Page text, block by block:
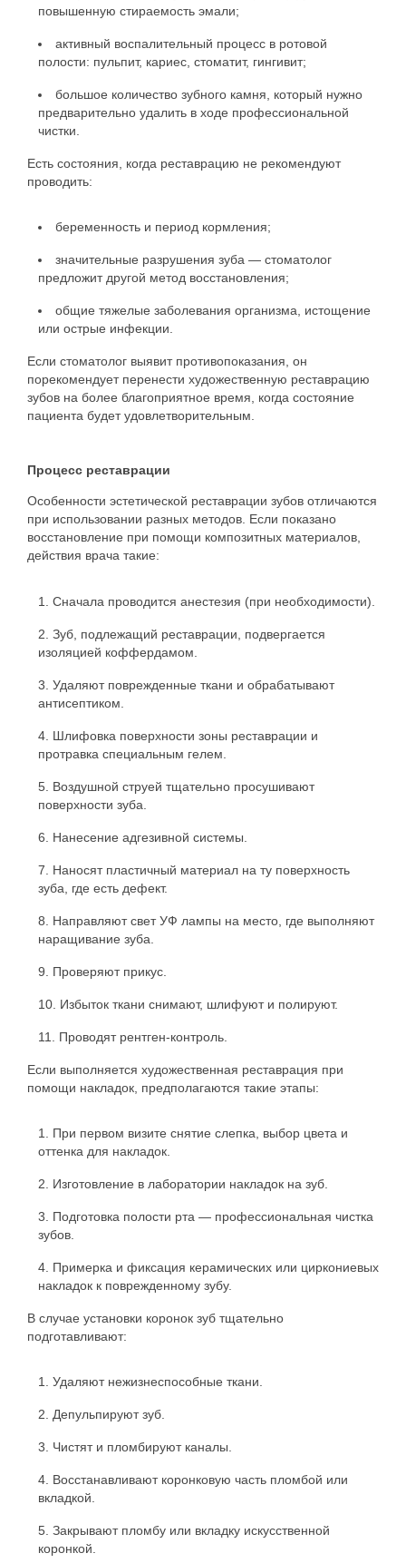
повышенную стираемость эмали;
активный воспалительный процесс в ротовой
полости: пульпит, кариес, стоматит, гингивит;
большое количество зубного камня, который нужно
предварительно удалить в ходе профессиональной
чистки.
Есть состояния, когда реставрацию не рекомендуют
проводить:
беременность и период кормления;
значительные разрушения зуба — стоматолог
предложит другой метод восстановления;
общие тяжелые заболевания организма, истощение
или острые инфекции.
Если стоматолог выявит противопоказания, он
порекомендует перенести художественную реставрацию
зубов на более благоприятное время, когда состояние
пациента будет удовлетворительным.
Процесс реставрации
Особенности эстетической реставрации зубов отличаются
при использовании разных методов. Если показано
восстановление при помощи композитных материалов,
действия врача такие:
Сначала проводится анестезия (при необходимости).
Зуб, подлежащий реставрации, подвергается
изоляцией коффердамом.
Удаляют поврежденные ткани и обрабатывают
антисептиком.
Шлифовка поверхности зоны реставрации и
протравка специальным гелем.
Воздушной струей тщательно просушивают
поверхности зуба.
Нанесение адгезивной системы.
Наносят пластичный материал на ту поверхность
зуба, где есть дефект.
Направляют свет УФ лампы на место, где выполняют
наращивание зуба.
Проверяют прикус.
Избыток ткани снимают, шлифуют и полируют.
Проводят рентген-контроль.
Если выполняется художественная реставрация при
помощи накладок, предполагаются такие этапы:
При первом визите снятие слепка, выбор цвета и
оттенка для накладок.
Изготовление в лаборатории накладок на зуб.
Подготовка полости рта — профессиональная чистка
зубов.
Примерка и фиксация керамических или циркониевых
накладок к поврежденному зубу.
В случае установки коронок зуб тщательно
подготавливают:
Удаляют нежизнеспособные ткани.
Депульпируют зуб.
Чистят и пломбируют каналы.
Восстанавливают коронковую часть пломбой или
вкладкой.
Закрывают пломбу или вкладку искусственной
коронкой.